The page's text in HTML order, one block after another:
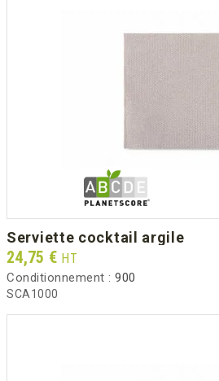
serviette cocktail argile
Prix
24,75 € HT
Conditionnement : 900
SCA1000